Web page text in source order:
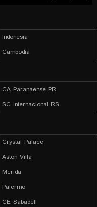
Indonesia
Cambodia
CA Paranaense PR
SC Internacional RS
Crystal Palace
Aston Villa
Merida
Palermo
CE Sabadell